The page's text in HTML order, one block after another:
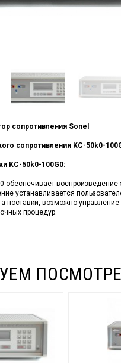
сопротивления Sonel
сопротивления KC-50k0-
KC-50k0-100G0:
обеспечивает
устанавливается
поставки, возможно
процедур.